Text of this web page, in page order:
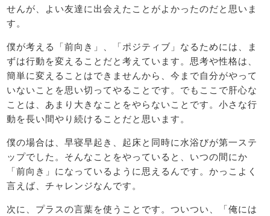
せんが、よい友達に出会えたことがよかったのだと思いま
す。
僕が考える「前向き」、「ポジティブ」なるためには、ま
ずは行動を変えることだと考えています。思考や性格は、
簡単に変えることはできませんから、今まで自分がやって
いないことを思い切ってやることです。でもここで肝心な
ことは、あまり大きなことをやらないことです。小さな行
動を長い間やり続けることだと思います。
僕の場合は、早寝早起き、起床と同時に水浴びが第一ステ
ップでした。そんなことをやっていると、いつの間にか
「前向き」になっているように思えるんです。かっこよく
言えば、チャレンジなんです。
次に、プラスの言葉を使うことです。ついつい、「俺には